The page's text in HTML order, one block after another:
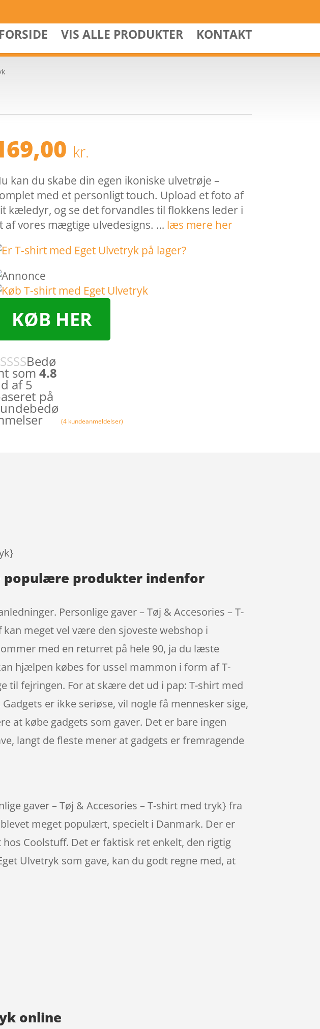
FORSIDE VIS ALLE PRODUKTER KONTAKT
kr.
kan du skabe din egen ikoniske ulvetrøje –
med et personligt touch. Upload et foto af
kæledyr, og se det forvandles til flokkens leder i
af vores mægtige ulvedesigns. … læs mere her
KØB HER
Bedø
som 4.8
af 5
på
(4 kundeanmeldelser)
populære produkter indenfor
Personlige gaver – Tøj & Accesories – T-
meget vel være den sjoveste webshop i
med en returret på hele 90, ja du læste
hjælpen købes for ussel mammon i form af T-
til fejringen. For at skære det ud i pap: T-shirt med
er ikke seriøse, vil nogle få mennesker sige,
at købe gadgets som gaver. Det er bare ingen
langt de fleste mener at gadgets er fremragende
gaver – Tøj & Accesories – T-shirt med tryk} fra
meget populært, specielt i Danmark. Der er
Coolstuff. Det er faktisk ret enkelt, den rigtig
Ulvetryk som gave, kan du godt regne med, at
online